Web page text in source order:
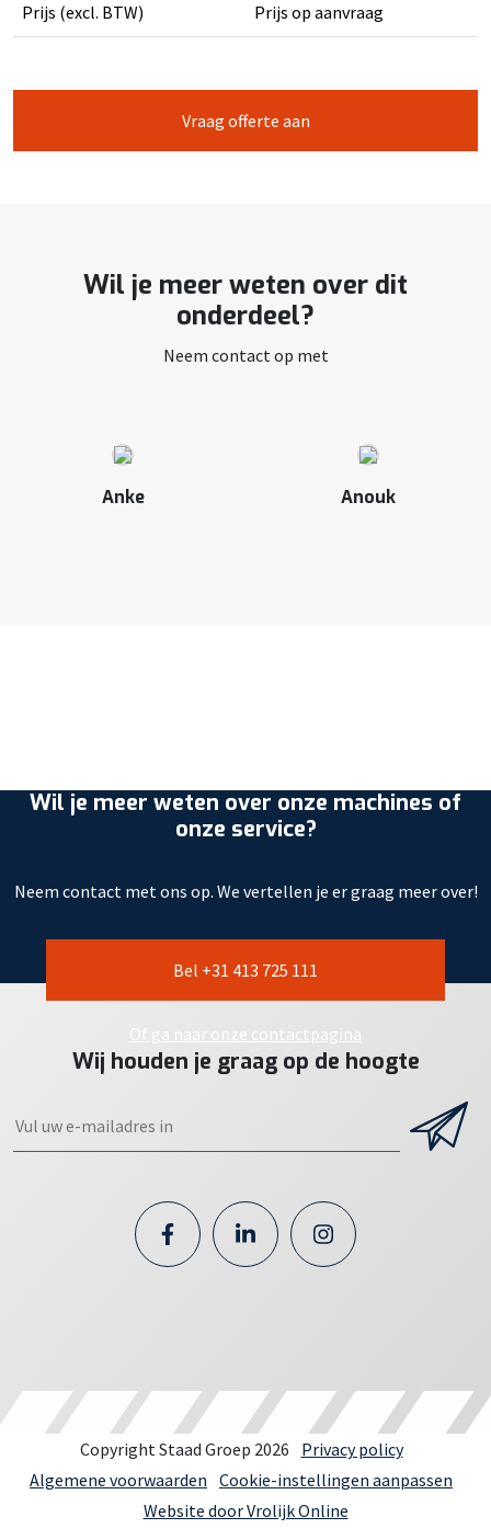
Prijs (excl. BTW) Prijs op aanvraag
Vraag offerte aan
Wil je meer weten over dit
onderdeel?
Neem contact op met
Anke Anouk
Wil je meer weten over onze machines of
onze service?
Neem contact met ons op. We vertellen je er graag meer over!
Bel +31 413 725 111
Of ga naar onze contactpagina
Wij houden je graag op de hoogte
Copyright Staad Groep 2026
Privacy policy
Algemene voorwaarden Cookie-instellingen aanpassen
Website door Vrolijk Online